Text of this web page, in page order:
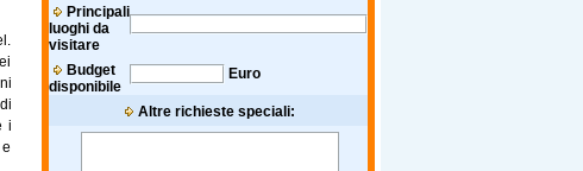
Principali
luoghi da
visitare
Budget
disponibile
Euro
Altre richieste speciali:
i